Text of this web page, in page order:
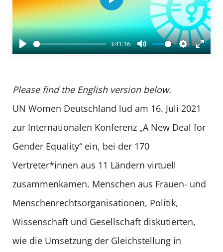
Play
3:41:16
Mute Settings
Enter
Play
Please find the English version below.
UN Women Deutschland lud am 16. Juli 2021
zur Internationalen Konferenz „A New Deal for
Gender Equality“ ein, bei der 170
Vertreter*innen aus 11 Ländern virtuell
zusammenkamen. Menschen aus Frauen- und
Menschenrechtsorganisationen, Politik,
Wissenschaft und Gesellschaft diskutierten,
wie die Umsetzung der Gleichstellung in